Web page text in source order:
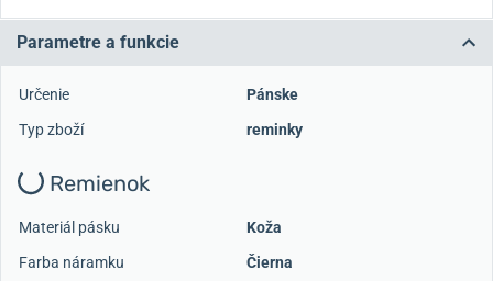
Parametre a funkcie
Určenie
Pánske
Typ zboží
reminky
Remienok
Materiál pásku
Koža
Farba náramku
Čierna